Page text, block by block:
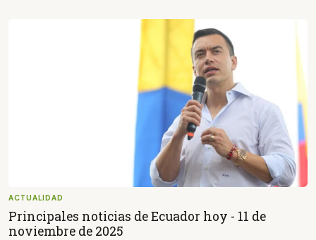
ACTUALIDAD
Principales noticias de Ecuador hoy - 11 de
noviembre de 2025